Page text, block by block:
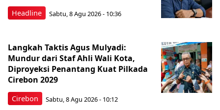
Headline Sabtu, 8 Agu 2026 - 10:36
Cirebon
Langkah Taktis Agus Mulyadi:
Mundur dari Staf Ahli Wali Kota,
Diproyeksi Penantang Kuat Pilkada
Cirebon 2029
Sabtu, 8 Agu 2026 - 10:12